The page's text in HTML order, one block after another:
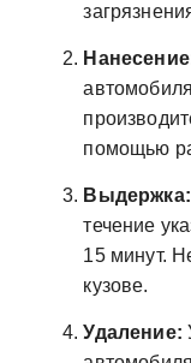
помощью
Выдержка:
течение
15 минут.
кузове.
Удаление: